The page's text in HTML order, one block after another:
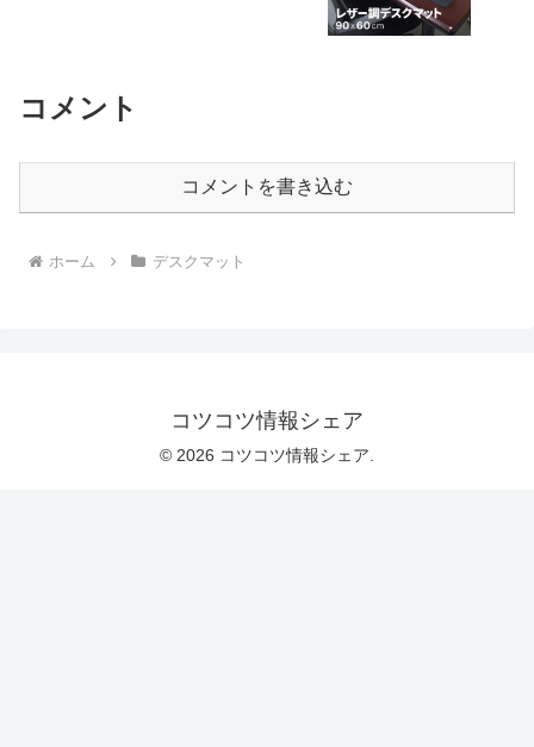
コメント
コメントを書き込む
ホーム デスクマット
コツコツ情報シェア
© 2026 コツコツ情報シェア.